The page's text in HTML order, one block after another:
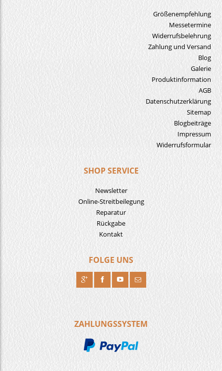
Größenempfehlung
Messetermine
Widerrufsbelehrung
Zahlung und Versand
Blog
Galerie
Produktinformation
AGB
Datenschutzerklärung
Sitemap
Blogbeiträge
Impressum
Widerrufsformular
SHOP SERVICE
Newsletter
Online-Streitbeilegung
Reparatur
Rückgabe
Kontakt
FOLGE UNS
R H F J
ZAHLUNGSSYSTEM